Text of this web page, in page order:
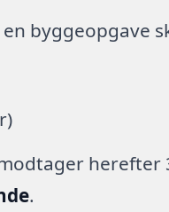
byggeopgave
herefter
.